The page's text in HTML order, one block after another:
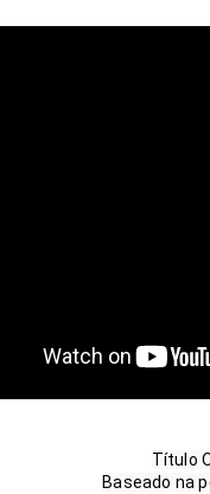
Título
Baseado na